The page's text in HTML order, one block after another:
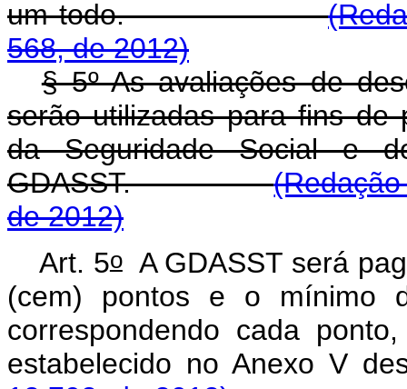
um todo.
568, de 2012)
§ 5º As avaliações de
serão utilizadas para fins de
da Seguridade Social e
GDASST.
de 2012)
Art. 5oA GDASST será
(cem) pontos e o mínimo
correspondendo cada
estabelecido no Anexo V